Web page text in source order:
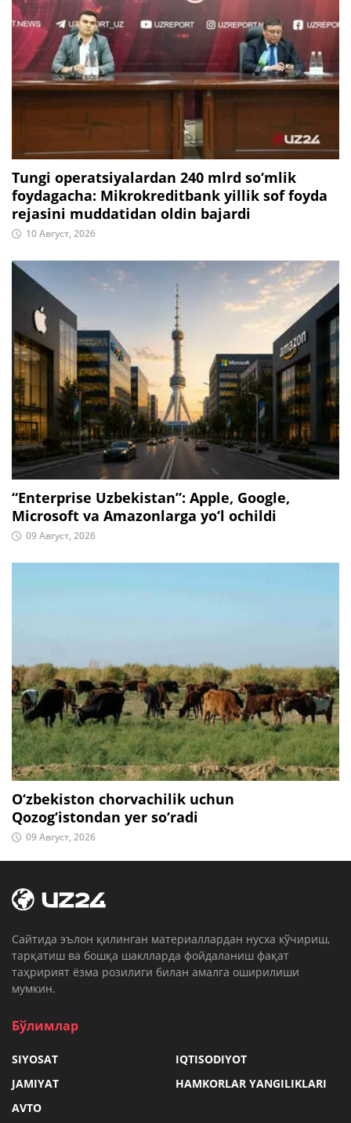
Tungi operatsiyalardan 240 mlrd so‘mlik
foydagacha: Mikrokreditbank yillik sof foyda
rejasini muddatidan oldin bajardi
10 Август, 2026
“Enterprise Uzbekistan”: Apple, Google,
Microsoft va Amazonlarga yo‘l ochildi
09 Август, 2026
O‘zbekiston chorvachilik uchun
Qozog‘istondan yer so‘radi
09 Август, 2026
Cайтида эълон қилинган материаллардан нусха кўчириш,
тарқатиш ва бошқа шаклларда фойдаланиш фақат
таҳририят ёзма розилиги билан амалга оширилиши
мумкин.
Бўлимлар
SIYOSAT
IQTISODIYOT
JAMIYAT
HAMKORLAR YANGILIKLARI
AVTO